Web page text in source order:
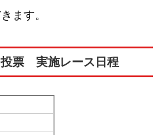
ます。
投票 実施レース日程